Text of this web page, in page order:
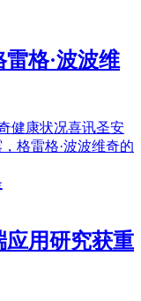
格·波波维
健康状况喜讯圣安
格雷格·波波维奇的
应用研究获重